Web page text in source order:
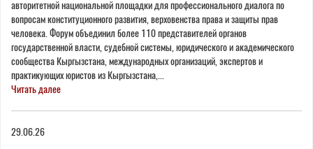
авторитетной национальной площадки для профессионального диалога по
вопросам конституционного развития, верховенства права и защиты прав
человека. Форум объединил более 110 представителей органов
государственной власти, судебной системы, юридического и академического
сообщества Кыргызстана, международных организаций, экспертов и
практикующих юристов из Кыргызстана,...
Читать далее
29.06.26